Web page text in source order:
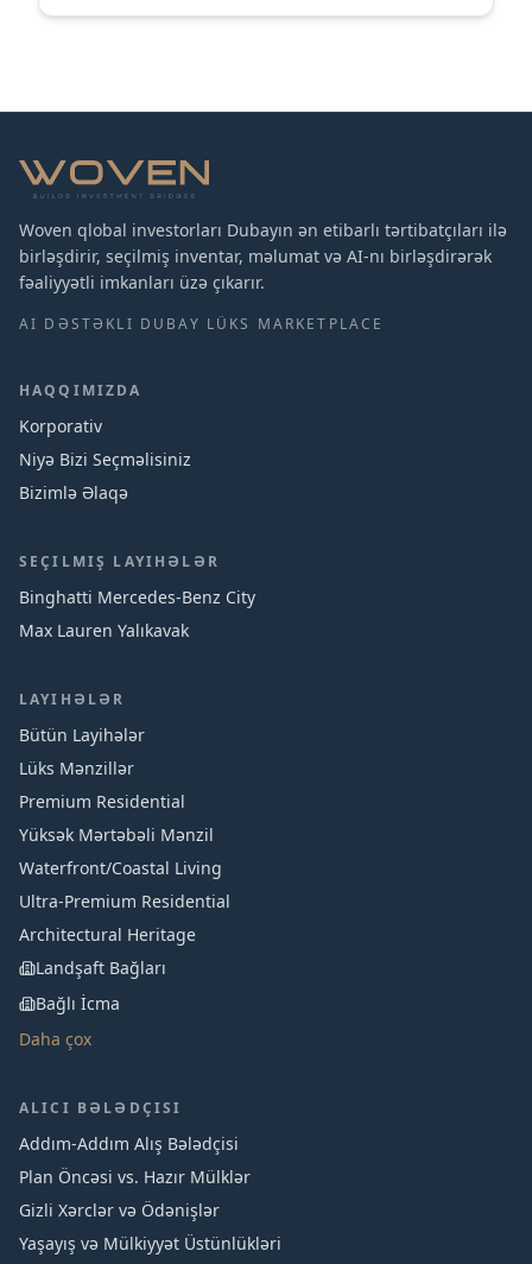
Woven qlobal investorları Dubayın ən etibarlı tərtibatçıları ilə
birləşdirir, seçilmiş inventar, məlumat və AI-nı birləşdirərək
fəaliyyətli imkanları üzə çıkarır.
AI DƏSTƏKLI DUBAY LÜKS MARKETPLACE
HAQQIMIZDA
Korporativ
Niyə Bizi Seçməlisiniz
Bizimlə Əlaqə
SEÇILMIŞ LAYIHƏLƏR
Binghatti Mercedes‑Benz City
Max Lauren Yalıkavak
LAYIHƏLƏR
Bütün Layihələr
Lüks Mənzillər
Premium Residential
Yüksək Mərtəbəli Mənzil
Waterfront/Coastal Living
Ultra-Premium Residential
Architectural Heritage
Landşaft Bağları
Bağlı İcma
Daha çox
ALICI BƏLƏDÇISI
Addım-Addım Alış Bələdçisi
Plan Öncəsi vs. Hazır Mülklər
Gizli Xərclər və Ödənişlər
Yaşayış və Mülkiyyət Üstünlükləri